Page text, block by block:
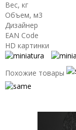
Вес, кг
Объем, м3
Дизайнер
EAN Code
HD картинки
Похожие товары